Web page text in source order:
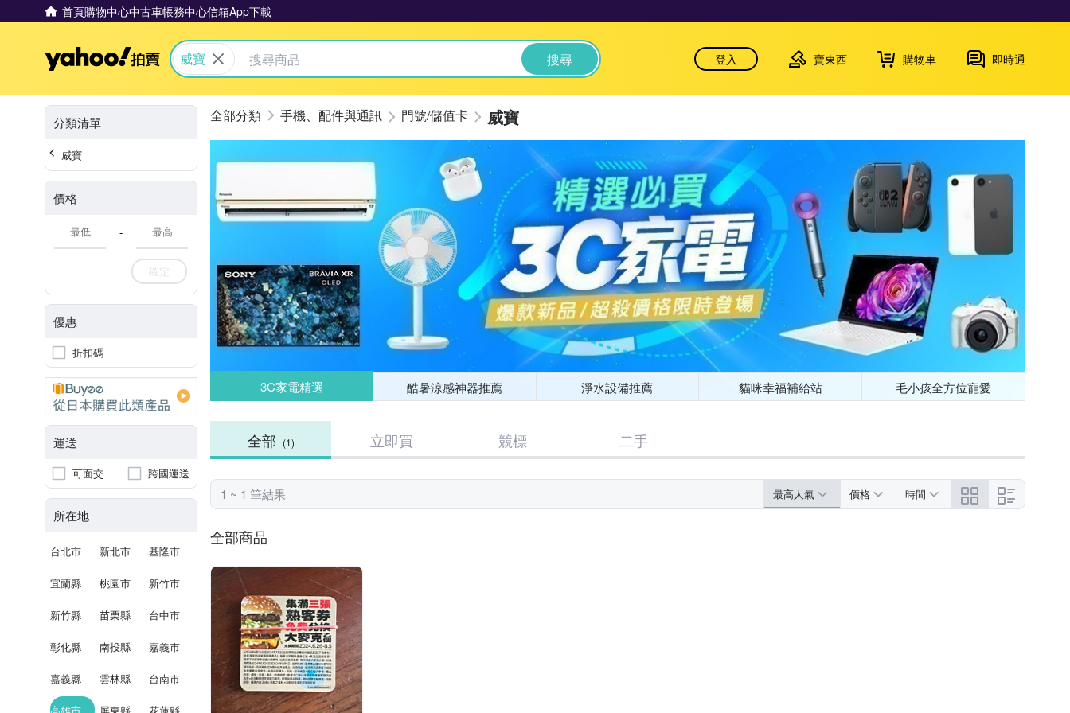
首頁購物中心中古車帳務中心信箱App下載
Yahoo拍賣
威寶 搜尋 登入 賣東西 購物車 即時通
分類清單
威寶
價格
-
確定
優惠
折扣碼
運送
可面交 跨國運送
所在地
台北市 新北市 基隆市
宜蘭縣 桃園市 新竹市
新竹縣 苗栗縣 台中市
彰化縣 南投縣 嘉義市
嘉義縣 雲林縣 台南市
手機、配件與通訊 門號/儲值卡 威寶
3C家電精選 酷暑涼感神器推薦 淨水設備推薦 貓咪幸福補給站 毛小孩全方位寵愛
全部 (1) 立即買 競標 二手
1 ~ 1 筆結果 最高人氣 價格 時間
全部商品